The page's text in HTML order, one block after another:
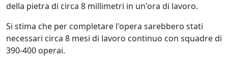
della pietra di circa 8 millimetri in un'ora di lavoro.
Si stima che per completare l'opera sarebbero stati
necessari circa 8 mesi di lavoro continuo con squadre di
390-400 operai.